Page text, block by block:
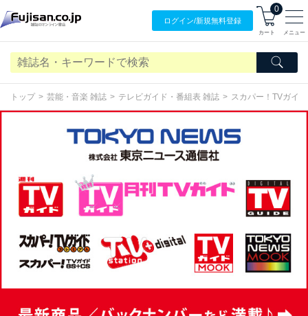
ログイン/新規無料登録
0
カート メニュー
トップ 芸能・音楽 雑誌 テレビガイド・番組表 雑誌 スカパー！TVガイ